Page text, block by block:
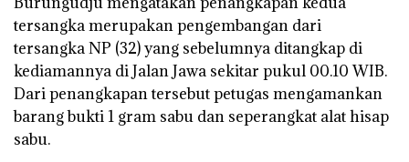
tersangka merupakan pengembangan dari
tersangka NP (32) yang sebelumnya ditangkap di
kediamannya di Jalan Jawa sekitar pukul 00.10 WIB.
Dari penangkapan tersebut petugas mengamankan
barang bukti 1 gram sabu dan seperangkat alat hisap
sabu.